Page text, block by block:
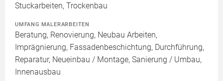
Stuckarbeiten, Trockenbau
UMFANG MALERARBEITEN
Beratung, Renovierung, Neubau Arbeiten,
Imprägnierung, Fassadenbeschichtung, Durchführung,
Reparatur, Neueinbau / Montage, Sanierung / Umbau,
Innenausbau